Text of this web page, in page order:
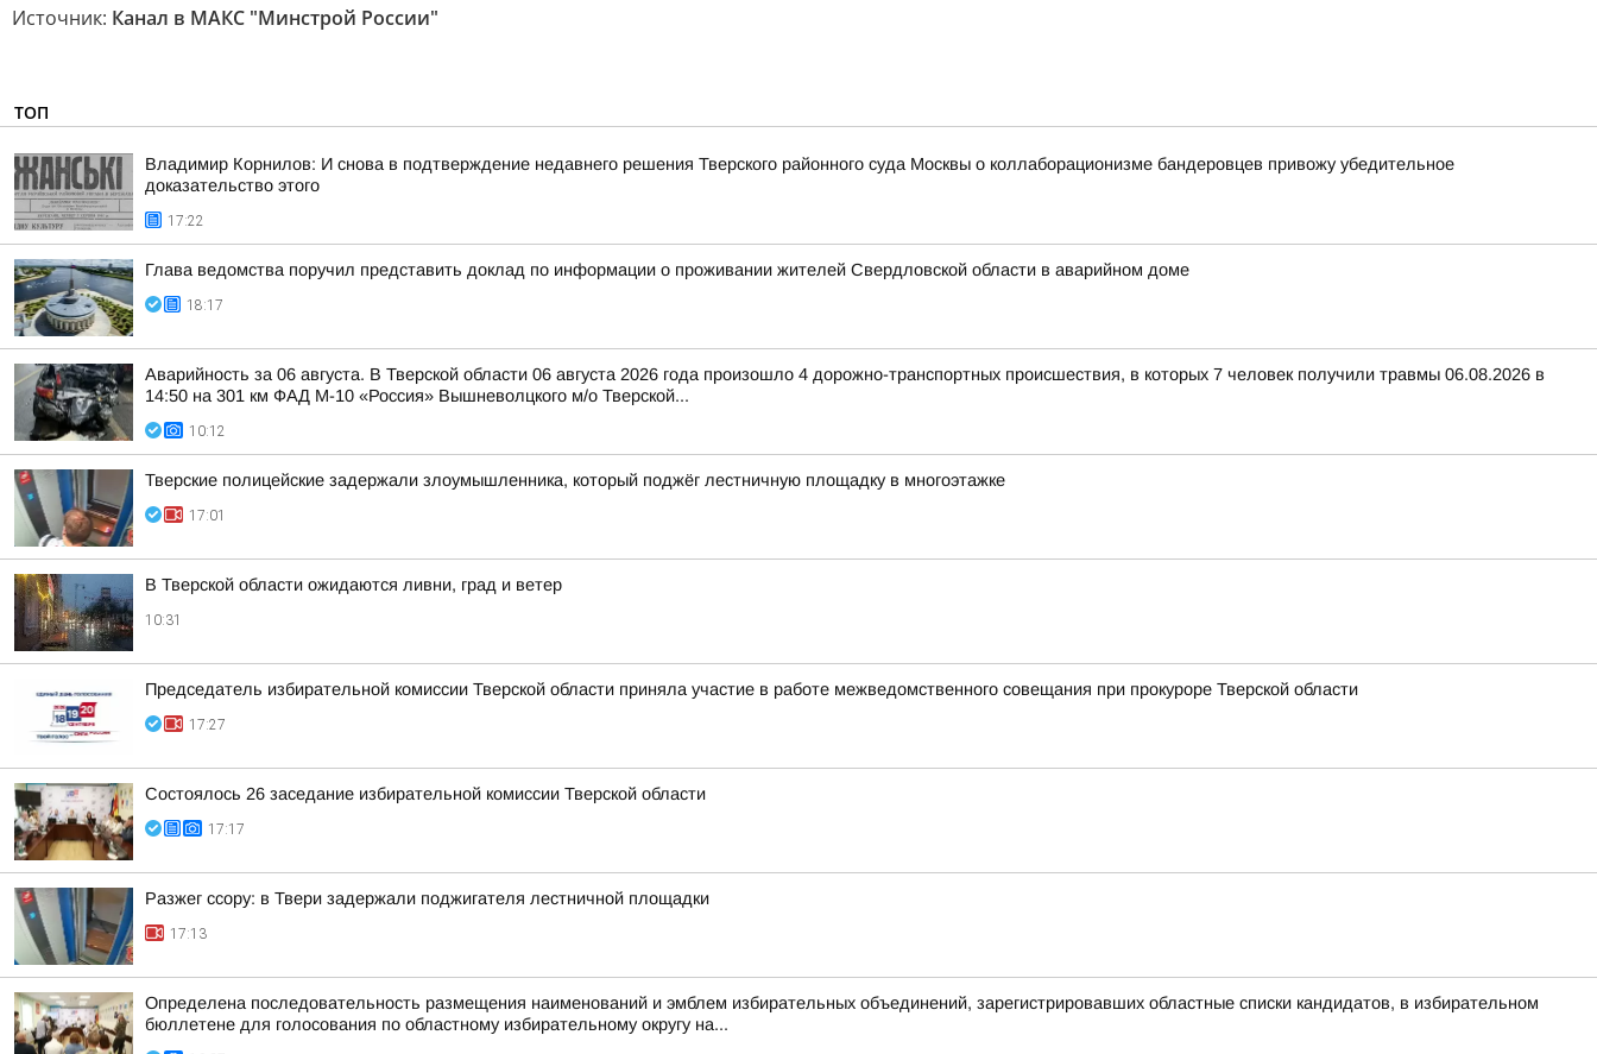
Источник: Канал в МАКС "Минстрой России"
ТОП
Владимир Корнилов: И снова в подтверждение недавнего решения Тверского районного суда Москвы о коллаборационизме бандеровцев привожу убедительное
доказательство этого
17:22
Глава ведомства поручил представить доклад по информации о проживании жителей Свердловской области в аварийном доме
18:17
Аварийность за 06 августа. В Тверской области 06 августа 2026 года произошло 4 дорожно-транспортных происшествия, в которых 7 человек получили травмы 06.08.2026 в
14:50 на 301 км ФАД М-10 «Россия» Вышневолцкого м/о Тверской...
10:12
Тверские полицейские задержали злоумышленника, который поджёг лестничную площадку в многоэтажке
17:01
В Тверской области ожидаются ливни, град и ветер
10:31
Председатель избирательной комиссии Тверской области приняла участие в работе межведомственного совещания при прокуроре Тверской области
17:27
Состоялось 26 заседание избирательной комиссии Тверской области
17:17
Разжег ссору: в Твери задержали поджигателя лестничной площадки
17:13
Определена последовательность размещения наименований и эмблем избирательных объединений, зарегистрировавших областные списки кандидатов, в избирательном
бюллетене для голосования по областному избирательному округу на...